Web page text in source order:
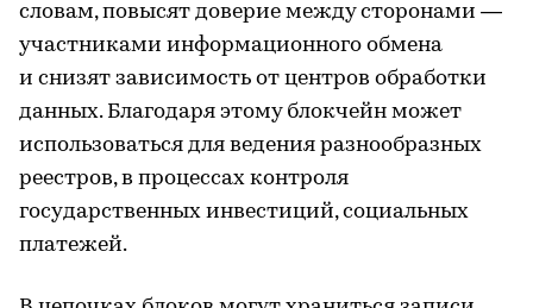
словам, повысят доверие между сторонами —
участниками информационного обмена
и снизят зависимость от центров обработки
данных. Благодаря этому блокчейн может
использоваться для ведения разнообразных
реестров, в процессах контроля
государственных инвестиций, социальных
платежей.